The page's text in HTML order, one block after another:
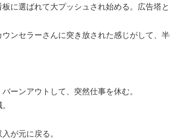
に選ばれて大プッシュされ始める。広告塔と
ウンセラーさんに突き放された感じがして、
バーンアウトして、突然仕事を休む。
が元に戻る。